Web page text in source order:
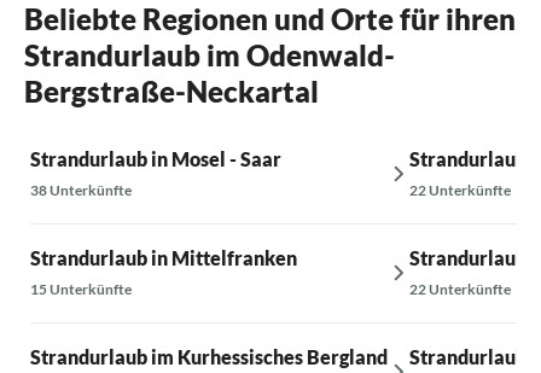
Beliebte Regionen und Orte für ihren
Strandurlaub im Odenwald-
Bergstraße-Neckartal
Strandurlaub in Mosel - Saar
38 Unterkünfte
Strandurlaub in Mittelfranken
15 Unterkünfte
Strandurlaub im Kurhessisches Bergland
Strandurlaub
22 Unterkünfte
Strandurlaub
22 Unterkünfte
Strandurlaub